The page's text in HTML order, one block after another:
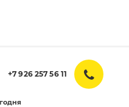
+7 926 257 56 11